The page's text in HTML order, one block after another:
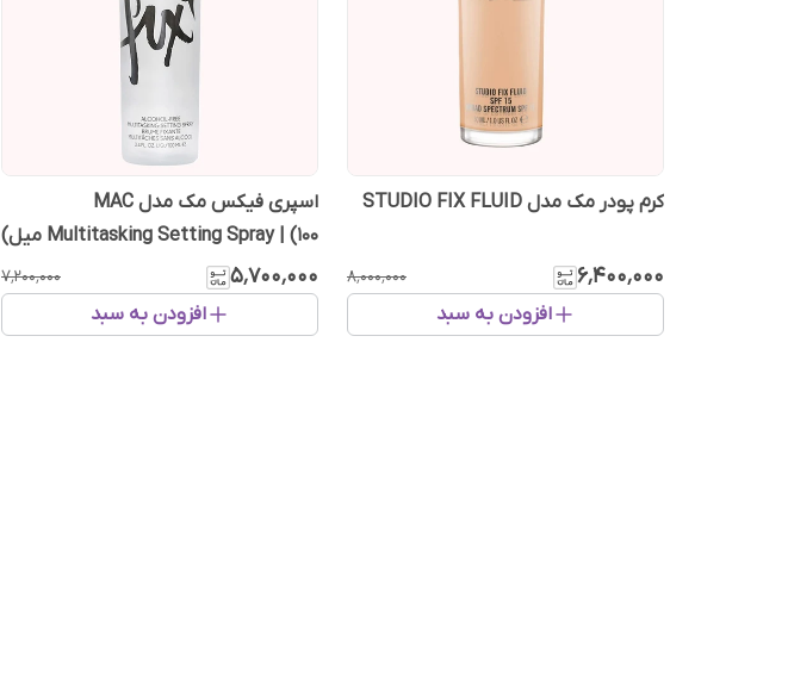
کرم پودر مک مدل STUDIO FIX FLUID
۶٬۴۰۰٬۰۰۰ ۸٬۰۰۰٬۰۰۰
افزودن به سبد
اسپری فیکس مک مدل MAC
Multitasking Setting Spray | (100 میل)
۵٬۷۰۰٬۰۰۰ ۷٬۲۰۰٬۰۰۰
افزودن به سبد